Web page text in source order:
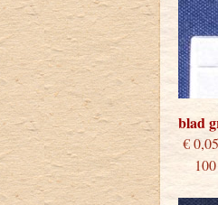
blad
100